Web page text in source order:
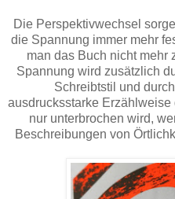
Die Perspektivwechsel
die Spannung immer mehr
man das Buch nicht mehr
Spannung wird zusätzlich
Schreibtstil und
ausdrucksstarke
nur unterbrochen wird,
Beschreibungen von